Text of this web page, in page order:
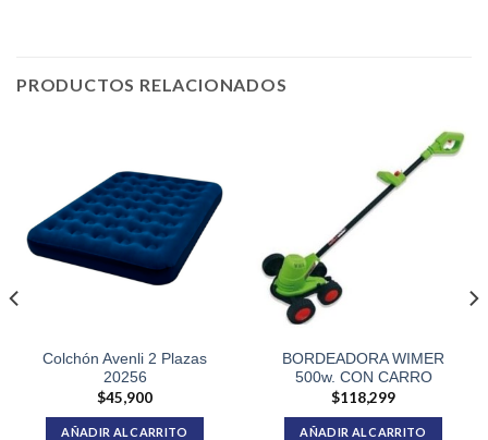
PRODUCTOS RELACIONADOS
Colchón Avenli 2 Plazas
20256
$45,900
AÑADIR AL CARRITO
BORDEADORA WIMER
500w. CON CARRO
$118,299
AÑADIR AL CARRITO